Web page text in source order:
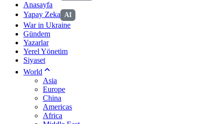
Anasayfa
Yapay Zeka AI
War in Ukraine
Gündem
Yazarlar
Yerel Yönetim
Siyaset
World
Asia
Europe
China
Americas
Africa